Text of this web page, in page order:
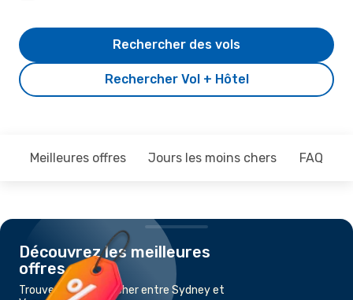
Rechercher Vol + Hôtel
Rechercher des vols
Meilleures offres Jours les moins chers FAQ
Découvrez les meilleures
offres
Trouvez un vol pas cher entre Sydney et